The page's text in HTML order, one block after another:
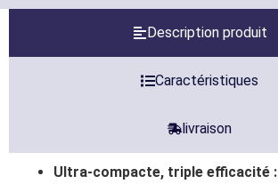
Description produit
Caractéristiques
livraison
Ultra-compacte, triple efficacité :